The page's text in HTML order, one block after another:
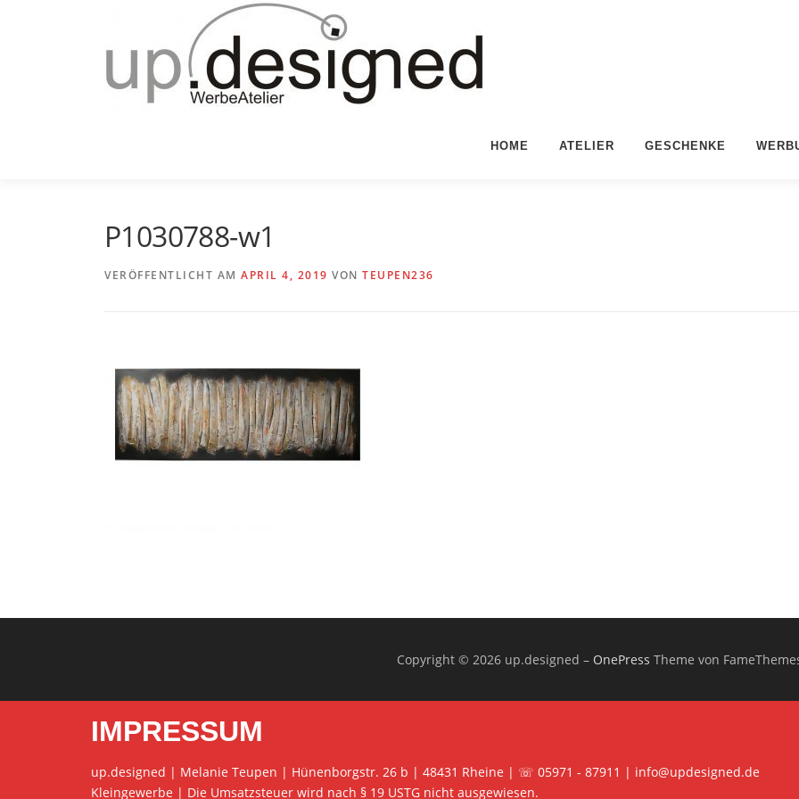
HOME ATELIER GESCHENKE
P1030788-w1
VERÖFFENTLICHT AM APRIL 4, 2019 VON TEUPEN236
Copyright © 2026 up.designed – OnePress Theme von
IMPRESSUM
up.designed | Melanie Teupen | Hünenborgstr. 26 b | 48431 Rheine | ☏ 05971 - 87911 | info@updesigned.de
Kleingewerbe | Die Umsatzsteuer wird nach § 19 USTG nicht ausgewiesen.